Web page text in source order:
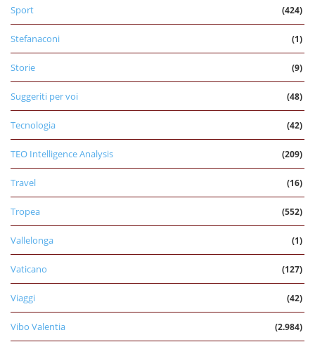
Sport (424)
Stefanaconi (1)
Storie (9)
Suggeriti per voi (48)
Tecnologia (42)
TEO Intelligence Analysis (209)
Travel (16)
Tropea (552)
Vallelonga (1)
Vaticano (127)
Viaggi (42)
Vibo Valentia (2.984)